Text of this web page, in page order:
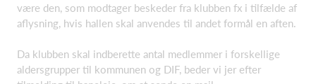
være den, som modtager beskeder fra klubben fx i tilfælde af
aflysning, hvis hallen skal anvendes til andet formål en aften.
Da klubben skal indberette antal medlemmer i forskellige
aldersgrupper til kommunen og DIF, beder vi jer efter